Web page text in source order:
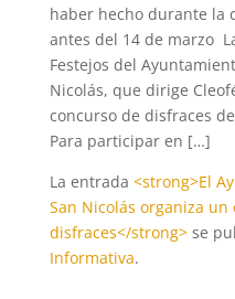
haber hecho durante la
antes del 14 de marzo
Festejos del
Nicolás, que dirige
concurso de disfraces
Para participar en […]
La entrada <strong>El
San Nicolás organiza un
disfraces</strong>se
Informativa.